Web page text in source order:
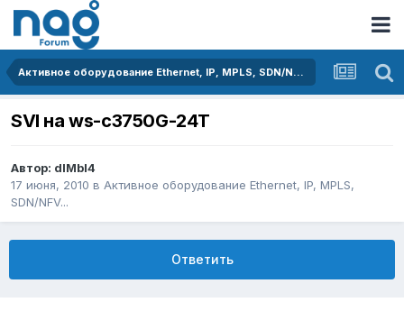
Активное оборудование Ethernet, IP, MPLS, SDN/NFV...
SVI на ws-с3750G-24T
Автор: dIMbI4
17 июня, 2010 в Активное оборудование Ethernet, IP, MPLS,
SDN/NFV...
Ответить